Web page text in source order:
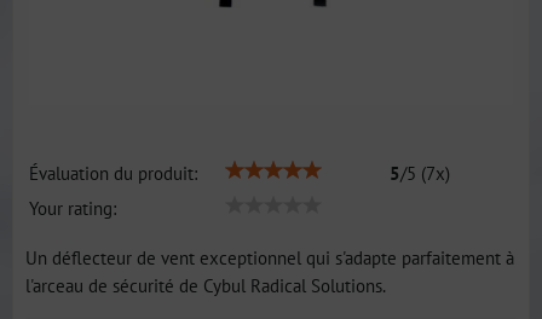
Évaluation du produit: 5/5 (7x)
Your rating:
Un déflecteur de vent exceptionnel qui s'adapte parfaitement à
l'arceau de sécurité de Cybul Radical Solutions.